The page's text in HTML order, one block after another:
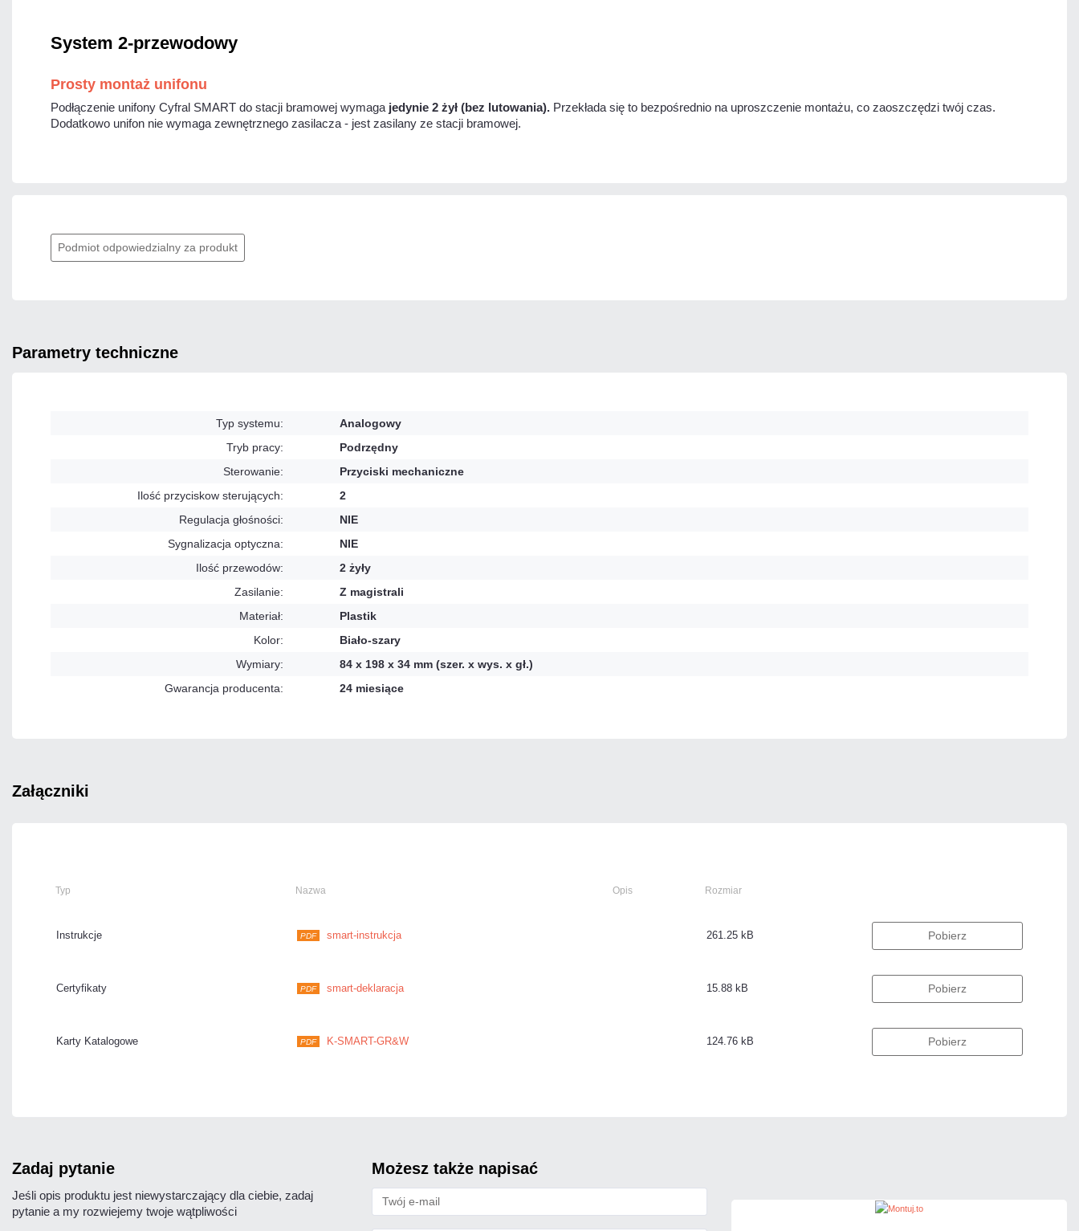
System 2-przewodowy
Prosty montaż unifonu
Podłączenie unifony Cyfral SMART do stacji bramowej wymaga jedynie 2 żył (bez lutowania). Przekłada się to bezpośrednio na uproszczenie montażu, co zaoszczędzi twój czas.
Dodatkowo unifon nie wymaga zewnętrznego zasilacza - jest zasilany ze stacji bramowej.
Podmiot odpowiedzialny za produkt
parametry techniczne
Typ systemu:
Analogowy
Tryb pracy:
Podrzędny
Sterowanie:
Przyciski mechaniczne
Ilość przyciskow sterujących:
2
Regulacja głośności:
NIE
Sygnalizacja optyczna:
NIE
Ilość przewodów:
2 żyły
Zasilanie:
Z magistrali
Materiał:
Plastik
Kolor:
Biało-szary
Wymiary:
84 x 198 x 34 mm (szer. x wys. x gł.)
Gwarancja producenta:
24 miesiące
załączniki
Typ Nazwa Opis Rozmiar
Instrukcje PDF smart-instrukcja 261.25 kB Pobierz
Certyfikaty PDF smart-deklaracja 15.88 kB Pobierz
Karty Katalogowe PDF K-SMART-GR&W 124.76 kB Pobierz
zadaj pytanie
Jeśli opis produktu jest niewystarczający dla ciebie, zadaj
pytanie a my rozwiejemy twoje wątpliwości
możesz także napisać